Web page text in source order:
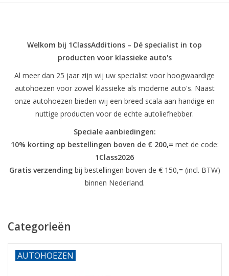
Welkom bij 1ClassAdditions – Dé specialist in top
producten voor klassieke auto's
Al meer dan 25 jaar zijn wij uw specialist voor hoogwaardige
autohoezen voor zowel klassieke als moderne auto's. Naast
onze autohoezen bieden wij een breed scala aan handige en
nuttige producten voor de echte autoliefhebber.
Speciale aanbiedingen:
10% korting op bestellingen boven de € 200,= met de code:
1Class2026
Gratis verzendingbij bestellingen boven de € 150,= (incl. BTW)
binnen Nederland.
Categorieën
AUTOHOEZEN